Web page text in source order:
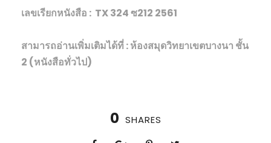
เลขเรียกหนังสือ : TX 324 ซ212 2561
สามารถอ่านเพิ่มเติมได้ที่ : ห้องสมุดวิทยาเขตบางนา ชั้น
2 (หนังสือทั่วไป)
0 SHARES